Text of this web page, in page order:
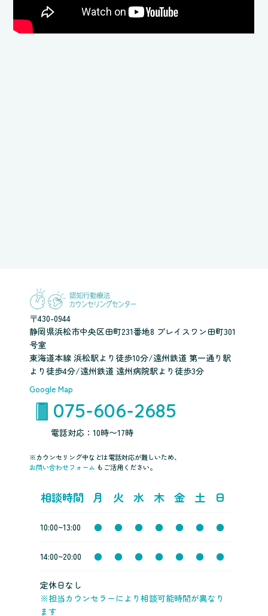
〒430-0944
静岡県浜松市中央区田町231番地8 プレイスワン田町301
号室
東海道本線 浜松駅より徒歩10分/遠州鉄道 第一通り駅
より徒歩4分/遠州鉄道 遠州病院駅より徒歩3分
Google Map
075-606-2685
電話対応：10時〜17時
※カウンセリング中などは電話対応が難しいため、
お問い合わせフォーム もご活用ください。
相談時間 月 火 水 木 金 土 日
10:00~13:00 ● ● ● ● ● ● ●
14:00~20:00 ● ● ● ● ● ● ●
定休日なし
※担当カウンセラーにより相談可能時間が異なり
ます